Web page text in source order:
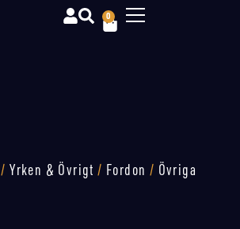
0
/Yrken & Övrigt / Fordon / Övriga